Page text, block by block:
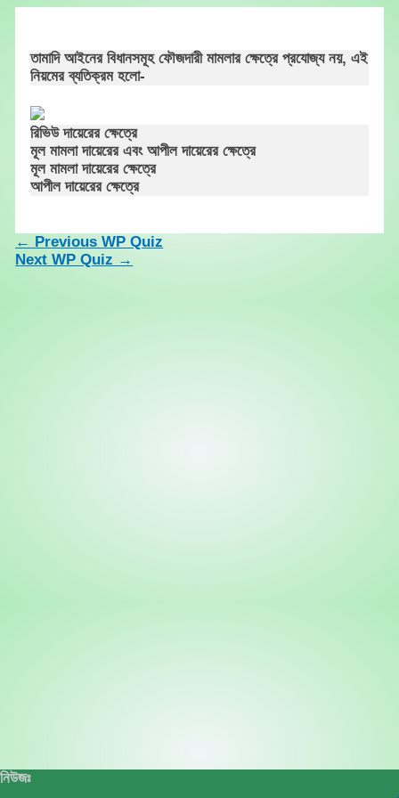
content
তামাদি আইনের বিধানসমূহ ফৌজদারী মামলার ক্ষেত্রে প্রযোজ্য নয়, এই
নিয়মের ব্যতিক্রম হলো-
রিভিউ দায়েরের ক্ষেত্রে
মূল মামলা দায়েরের এবং আপীল দায়েরের ক্ষেত্রে
মূল মামলা দায়েরের ক্ষেত্রে
আপীল দায়েরের ক্ষেত্রে
← Previous WP Quiz
Next WP Quiz →
নিউজঃ